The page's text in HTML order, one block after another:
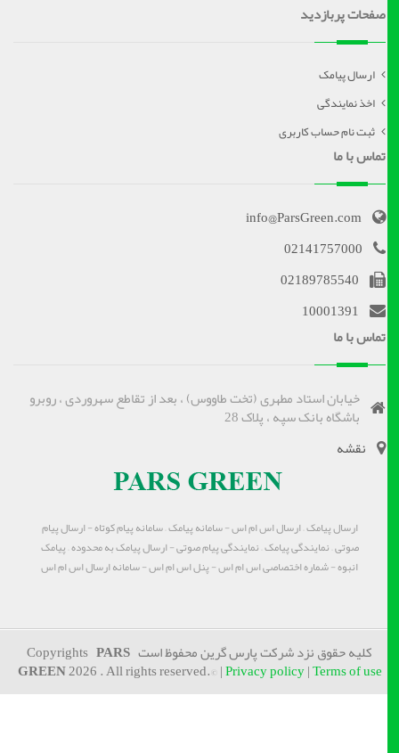
صفحات پربازدید
ارسال پیامک
اخذ نمایندگی
ثبت نام حساب کاربری
تماس با ما
info@ParsGreen.com
02141757000
02189785540
10001391
تماس با ما
خیابان استاد مطهری (تخت طاووس) ، بعد از تقاطع سهروردی ، روبرو
باشگاه بانک سپه ، پلاک 28
نقشه
ارسال پیامک – ارسال اس ام اس - سامانه پیامک – سامانه پیام کوتاه - ارسال پیام
صوتی – نمایندگی پیامک – نمایندگی پیام صوتی - ارسال پیامک به محدوده – پیامک
انبوه - شماره اختصاصی اس ام اس - پنل اس ام اس - سامانه ارسال اس ام اس
کلیه حقوق نزد شرکت پارس گرین محفوظ است CopyrightsPARS
GREEN2026 . All rights reserved.© |Privacy policy|Terms of use